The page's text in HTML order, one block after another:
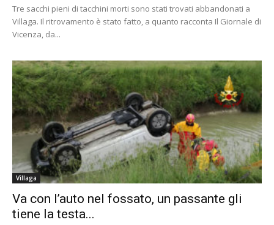
Tre sacchi pieni di tacchini morti sono stati trovati abbandonati a
Villaga. Il ritrovamento è stato fatto, a quanto racconta Il Giornale di
Vicenza, da...
Villaga
Va con l’auto nel fossato, un passante gli
tiene la testa...